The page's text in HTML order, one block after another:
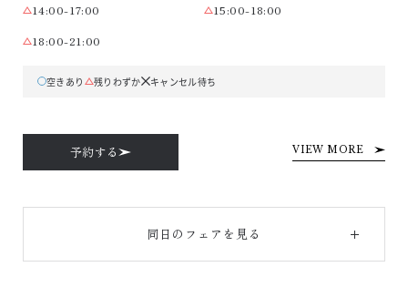
14:00-17:00
15:00-18:00
18:00-21:00
空きあり 残りわずか キャンセル待ち
予約する VIEW MORE
同日のフェアを見る